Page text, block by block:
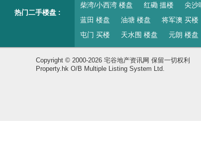
热门二手楼盘 :
柴湾/小西湾 楼盘
红磡 搵楼 尖沙
蓝田 楼盘
油塘 楼盘 将军澳 买楼
屯门 买楼
天水围 楼盘 元朗 楼盘
Copyright © 2000-2026 宅谷地产资讯网 保留一切权利
Property.hk O/B Multiple Listing System Ltd.